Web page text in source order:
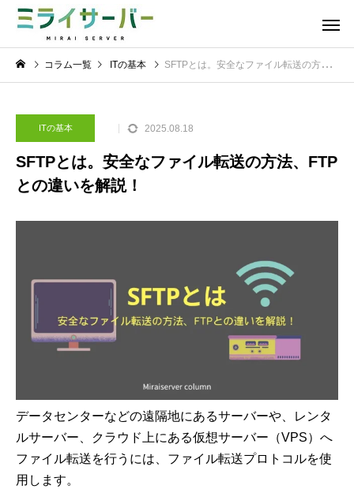
コラム一覧 ITの基本 SFTPとは。安全なファイル転送の方法、FTPとの違いを解説！
ITの基本 2025.08.18
SFTPとは。安全なファイル転送の方法、FTP
との違いを解説！
データセンターなどの遠隔地にあるサーバーや、レンタ
ルサーバー、クラウド上にある仮想サーバー（VPS）へ
ファイル転送を行うには、ファイル転送プロトコルを使
用します。